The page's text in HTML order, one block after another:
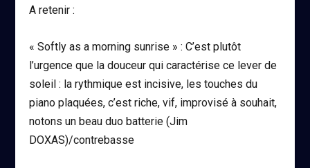
A retenir :
« Softly as a morning sunrise » : C’est plutôt
l’urgence que la douceur qui caractérise ce lever de
soleil : la rythmique est incisive, les touches du
piano plaquées, c’est riche, vif, improvisé à souhait,
notons un beau duo batterie (Jim
DOXAS)/contrebasse